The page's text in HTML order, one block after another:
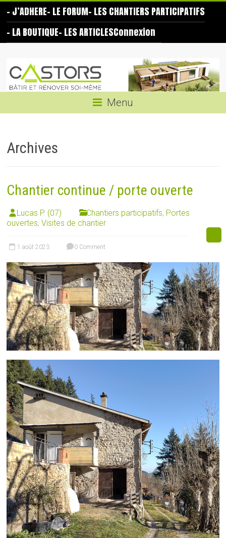
content
– J’ADHERE– LE FORUM– LES CHANTIERS PARTICIPATIFS
– LA BOUTIQUE– LES ARTICLESConnexion
Castors
même
Menu
Archives
Chantier continue / porte ouverte
Lucas P. (07) Chantiers participatifs, Portes
ouvertes,Visites de chantier
1 août 2023 0 Comment